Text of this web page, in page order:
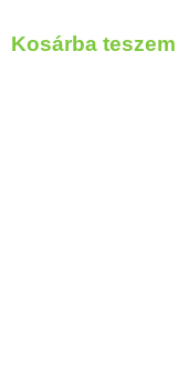
Kosárba teszem